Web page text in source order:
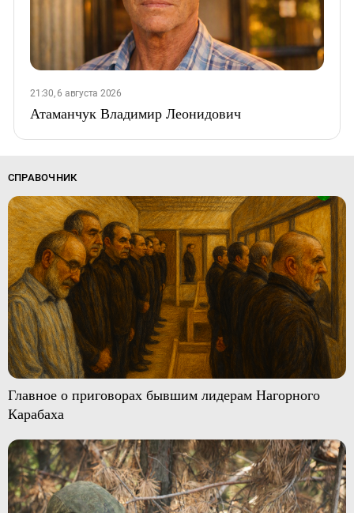
21:30, 6 августа 2026
Атаманчук Владимир Леонидович
СПРАВОЧНИК
Главное о приговорах бывшим лидерам Нагорного
Карабаха